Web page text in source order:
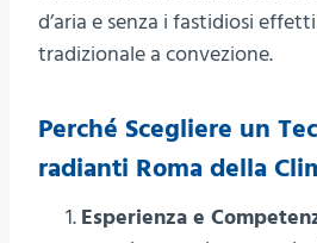
d’aria e senza i fastidiosi
tradizionale a convezione.
Perché Scegliere un
radianti Roma della
Esperienza e